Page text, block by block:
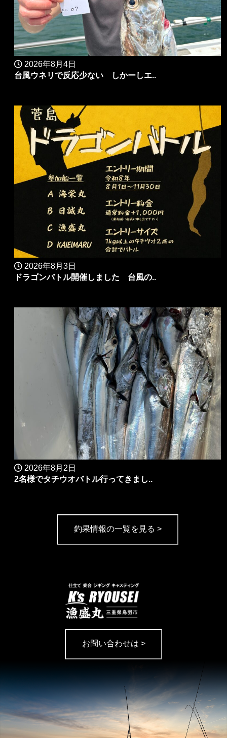
2026年8月4日
台風ウネリで反応少ない しかーしエ..
2026年8月3日
ドラゴンバトル開催しました 台風の..
2026年8月2日
2名様でタチウオバトル行ってきまし..
釣果情報の一覧を見る >
お問い合わせは >